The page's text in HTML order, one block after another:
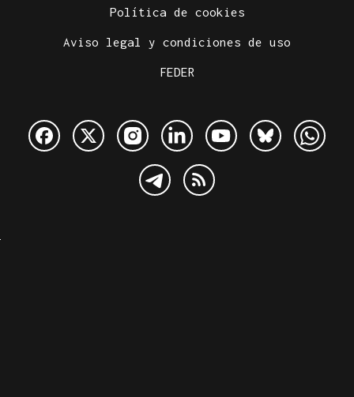
Política de cookies
Aviso legal y condiciones de uso
FEDER